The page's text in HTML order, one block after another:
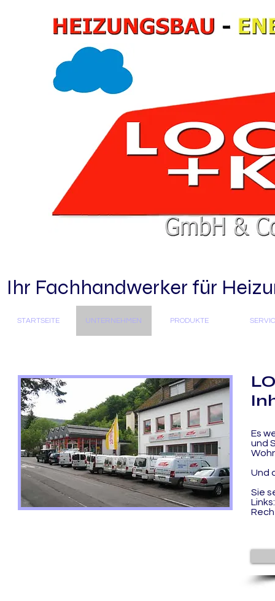
Ihr Fachhandwerker für
STARTSEITE UNTERNEHMEN PRODUKTE
Es
und
Und
Sie